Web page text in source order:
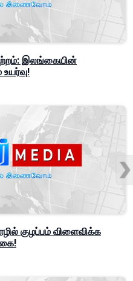
இலங்கையின்
குழப்பம் விளைவிக்க